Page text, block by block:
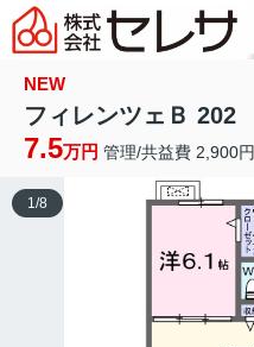
NEW
フィレンツェＢ 202
7.5万円 管理/共益費 2,900円
1/8